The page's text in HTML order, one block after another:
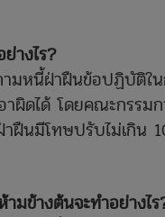
างไร?
มหนี้ฝ่าฝืนข้อปฏิบัติใ
าผิดได้ โดยคณะกรรม
ฝืนมีโทษปรับไม่เกิน
มข้างต้นจะทำอย่างไ